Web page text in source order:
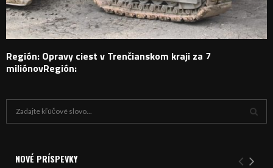
Región: Opravy ciest v Trenčianskom kraji za 7
miliónovRegión:
Y
NOVÉ PRÍSPEVKY